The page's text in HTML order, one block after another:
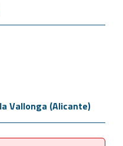
Vallonga (Alicante)